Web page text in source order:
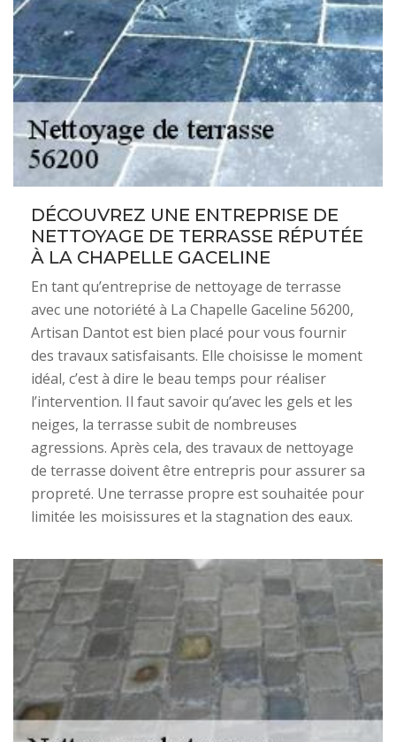
DÉCOUVREZ UNE ENTREPRISE DE
NETTOYAGE DE TERRASSE RÉPUTÉE
À LA CHAPELLE GACELINE
En tant qu’entreprise de nettoyage de terrasse
avec une notoriété à La Chapelle Gaceline 56200,
Artisan Dantot est bien placé pour vous fournir
des travaux satisfaisants. Elle choisisse le moment
idéal, c’est à dire le beau temps pour réaliser
l’intervention. Il faut savoir qu’avec les gels et les
neiges, la terrasse subit de nombreuses
agressions. Après cela, des travaux de nettoyage
de terrasse doivent être entrepris pour assurer sa
propreté. Une terrasse propre est souhaitée pour
limitée les moisissures et la stagnation des eaux.